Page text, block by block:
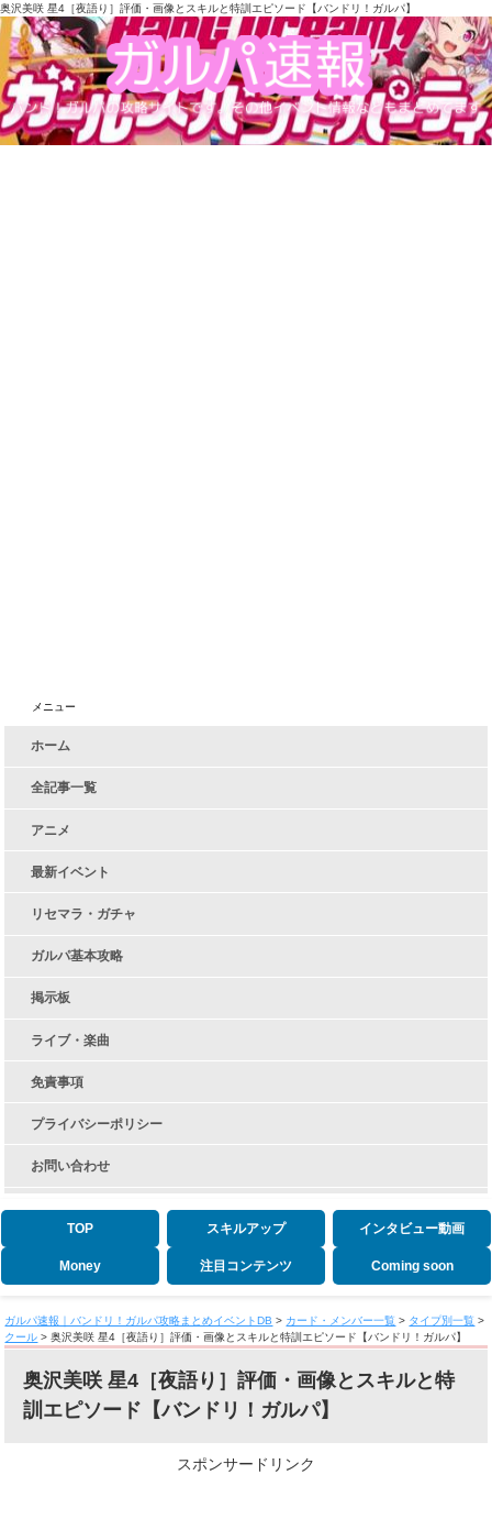
奥沢美咲 星4［夜語り］評価・画像とスキルと特訓エピソード【バンドリ！ガルパ】
メニュー
ホーム
全記事一覧
アニメ
最新イベント
リセマラ・ガチャ
ガルパ基本攻略
掲示板
ライブ・楽曲
免責事項
プライバシーポリシー
お問い合わせ
TOP スキルアップ インタビュー動画
Money 注目コンテンツ Coming soon
ガルパ速報｜バンドリ！ガルパ攻略まとめイベントDB > カード・メンバー一覧 > タイプ別一覧 >
クール >奥沢美咲 星4［夜語り］評価・画像とスキルと特訓エピソード【バンドリ！ガルパ】
奥沢美咲 星4［夜語り］評価・画像とスキルと特
訓エピソード【バンドリ！ガルパ】
スポンサードリンク